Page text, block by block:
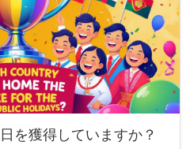
を獲得していますか？